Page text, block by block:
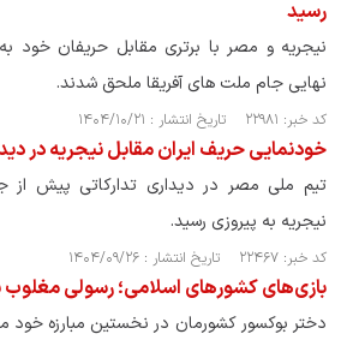
رسید
نیجریه و مصر با برتری مقابل حریفان خود
نهایی جام ملت های آفریقا ملحق شدند.
کد خبر: ۲۲۹۸۱ تاریخ انتشار : ۱۴۰۴/۱۰/۲۱
خودنمایی حریف ایران مقابل نيجريه در
تیم ملی مصر در دیداری تدارکاتی پیش از
نیجریه به پیروزی رسید.
کد خبر: ۲۲۴۶۷ تاریخ انتشار : ۱۴۰۴/۰۹/۲۶
بازی‌های کشورهای اسلامی؛ رسولی مغلوب
دختر بوکسور کشورمان در نخستین مبارزه خود